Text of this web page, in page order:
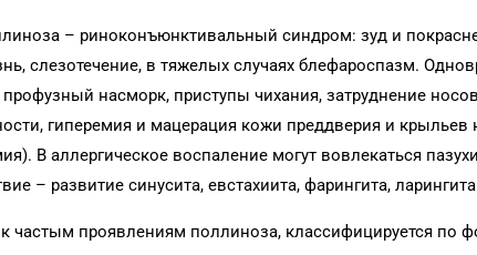
– риноконъюнктивальный синдром: зуд и
слезотечение, в тяжелых случаях блефаро­спазм.
профузный насморк, приступы чихания, затруднение
гиперемия и мацерация кожи преддверия и крыльев
В аллергическое воспаление могут вовлекаться
– развитие синусита, евстахиита, фарингита, ларингита
частым проявлениям поллиноза, классифицируется по